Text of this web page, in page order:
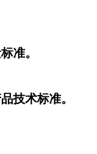
准。
技术标准。